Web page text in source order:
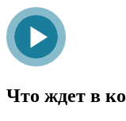
Что ждет в